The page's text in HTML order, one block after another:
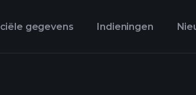
gegevens Indieningen